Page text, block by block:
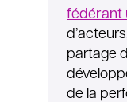
fédérant
partage
de la